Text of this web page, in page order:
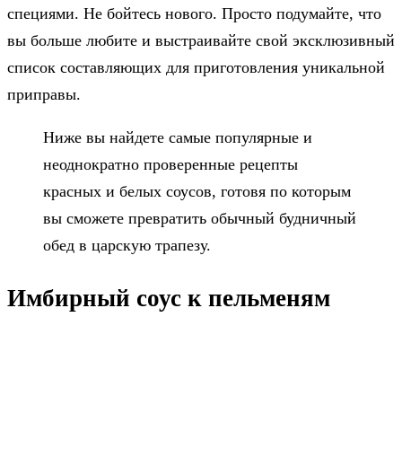
специями. Не бойтесь нового. Просто подумайте, что
вы больше любите и выстраивайте свой эксклюзивный
список составляющих для приготовления уникальной
приправы.
Ниже вы найдете самые популярные и
неоднократно проверенные рецепты
красных и белых соусов, готовя по которым
вы сможете превратить обычный будничный
обед в царскую трапезу.
Имбирный соус к пельменям